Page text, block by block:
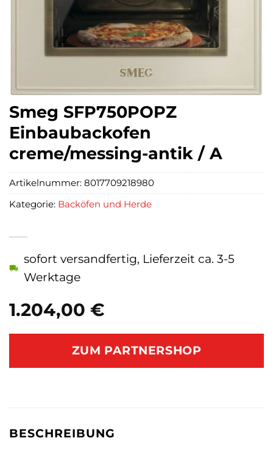
Smeg SFP750POPZ
Einbaubackofen
creme/messing-antik / A
1.204,00 €
sofort versandfertig, Lieferzeit ca. 3-5
Werktage
ZUM PARTNERSHOP
Artikelnummer: 8017709218980
Kategorie: Backöfen und Herde
BESCHREIBUNG